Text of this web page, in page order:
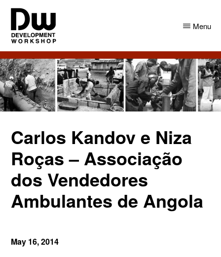
Skip
main
content
Skip
primary
sidebar
DW
Angola
Development
Workshop
Angola
Menu
Carlos Kandov e Niza
Roças – Associação
dos Vendedores
Ambulantes de Angola
May 16, 2014